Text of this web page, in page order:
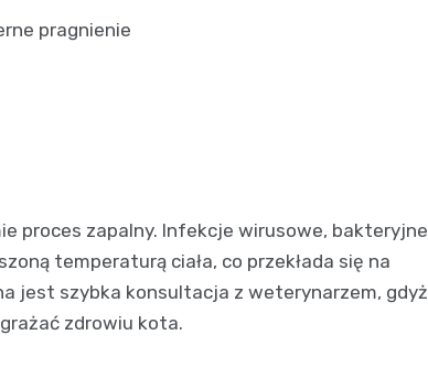
pragnienie
proces zapalny. Infekcje wirusowe, bakteryjne
temperaturą ciała, co przekłada się na
jest szybka konsultacja z weterynarzem, gdyż
zdrowiu kota.